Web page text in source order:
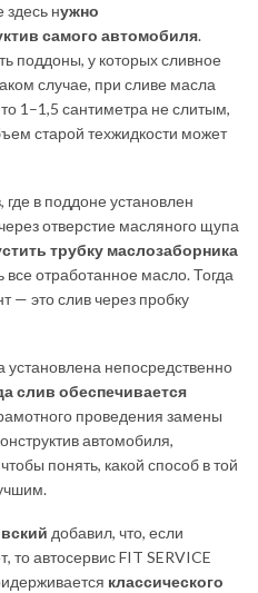
здесь нужно
самого автомобиля.
поддоны, у которых сливное
случае, при сливе масла
1–1,5 сантиметра не слитым,
старой техжидкости может
где в поддоне установлен
отверстие масляного щупа
трубку маслозаборника
все отработанное масло. Тогда
— это слив через пробку
установлена непосредственно
слив обеспечивается
проведения замены
автомобиля,
понять, какой способ в той
добавил, что, если
то автосервис FIT SERVICE
классического